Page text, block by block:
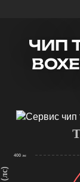
ЧИП
400 лс